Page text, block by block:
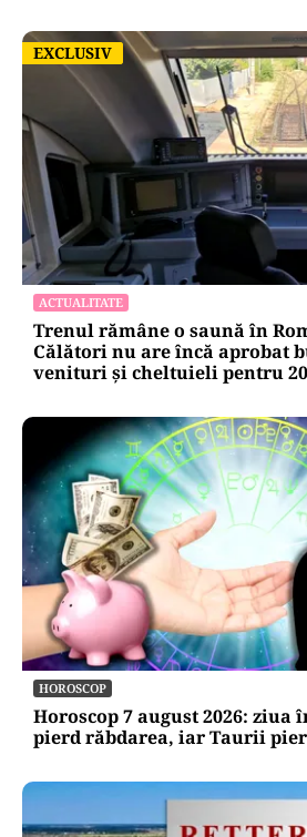
EXCLUSIV
EXCLUSIV
ACTUALITATE
Trenul rămâne o saună în
Călători nu are încă aprobat
venituri și cheltuieli pentru
HOROSCOP
Horoscop 7 august 2026: ziua
pierd răbdarea, iar Taurii